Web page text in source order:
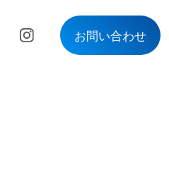
お問い合わせ